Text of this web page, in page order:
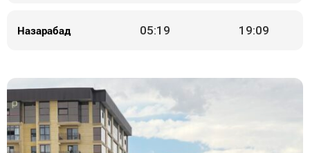
Назарабад 05:19 19:09